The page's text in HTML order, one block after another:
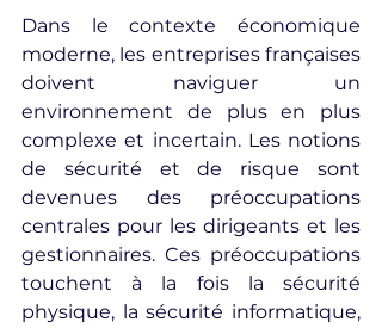
Dans le contexte économique
moderne, les entreprises françaises
doivent naviguer un
environnement de plus en plus
complexe et incertain. Les notions
de sécurité et de risque sont
devenues des préoccupations
centrales pour les dirigeants et les
gestionnaires. Ces préoccupations
touchent à la fois la sécurité
physique, la sécurité informatique,